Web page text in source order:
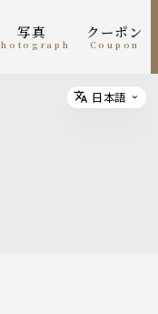
写真
photograph
クーポン
coupon
Select
日本語